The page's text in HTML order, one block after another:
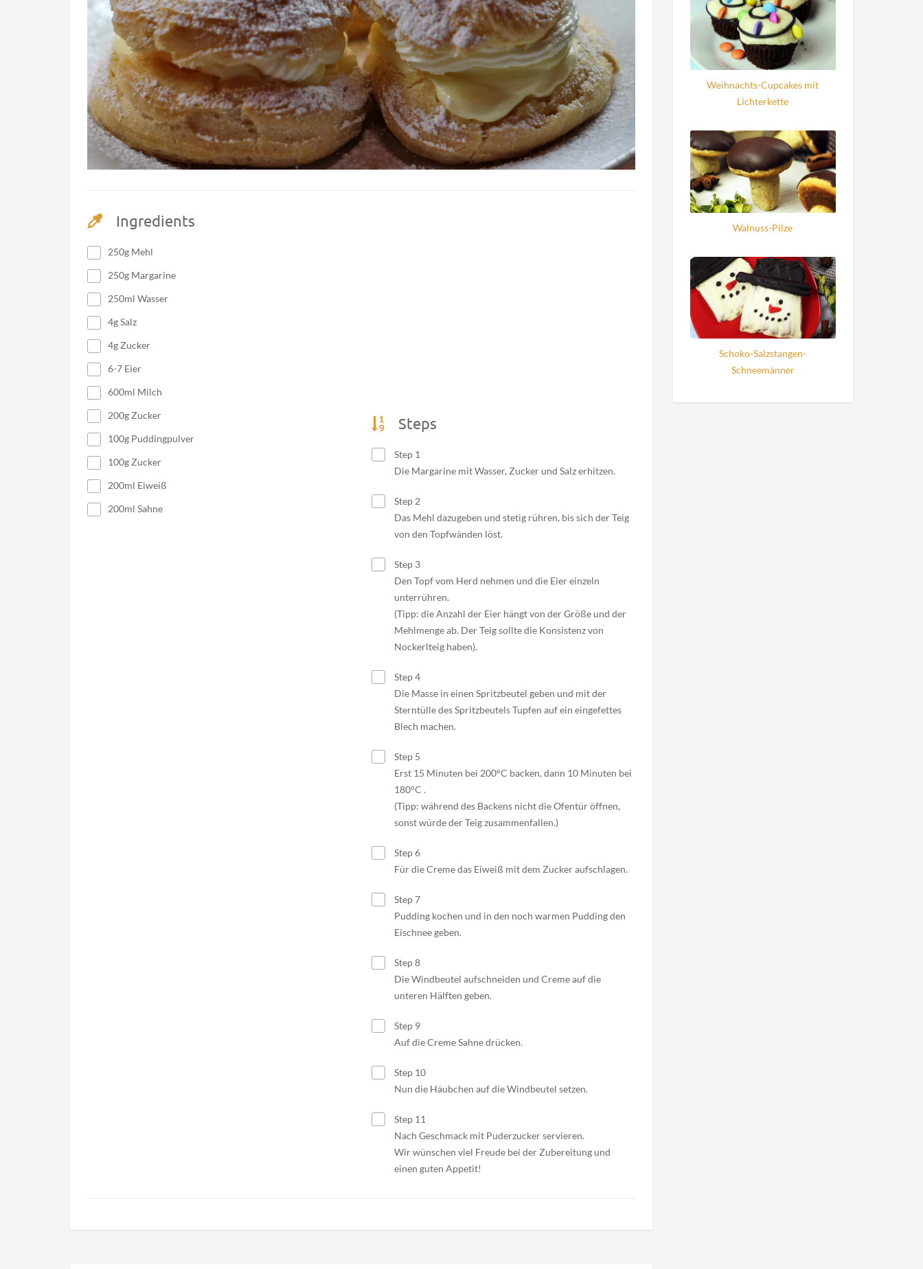
Ingredients
250g Mehl
250g Margarine
250ml Wasser
4g Salz
4g Zucker
6-7 Eier
600ml Milch
200g Zucker
100g Puddingpulver
100g Zucker
200ml Eiweiß
200ml Sahne
Steps
Step 1
Die Margarine mit Wasser, Zucker und Salz erhitzen.
Step 2
Das Mehl dazugeben und stetig rühren, bis sich der Teig
von den Topfwänden löst.
Step 3
Den Topf vom Herd nehmen und die Eier einzeln
unterrühren.
(Tipp: die Anzahl der Eier hängt von der Größe und der
Mehlmenge ab. Der Teig sollte die Konsistenz von
Nockerlteig haben).
Step 4
Die Masse in einen Spritzbeutel geben und mit der
Sterntülle des Spritzbeutels Tupfen auf ein eingefettes
Blech machen.
Step 5
Erst 15 Minuten bei 200°C backen, dann 10 Minuten bei
180°C .
(Tipp: während des Backens nicht die Ofentür öffnen,
sonst würde der Teig zusammenfallen.)
Step 6
Für die Creme das Eiweiß mit dem Zucker aufschlagen.
Step 7
Pudding kochen und in den noch warmen Pudding den
Eischnee geben.
Step 8
Die Windbeutel aufschneiden und Creme auf die
unteren Hälften geben.
Step 9
Auf die Creme Sahne drücken.
Step 10
Nun die Häubchen auf die Windbeutel setzen.
Step 11
Nach Geschmack mit Puderzucker servieren.
Wir wünschen viel Freude bei der Zubereitung und
einen guten Appetit!
Weihnachts-Cupcakes mit
Lichterkette
Walnuss-Pilze
Schoko-Salzstangen-
Schneemänner